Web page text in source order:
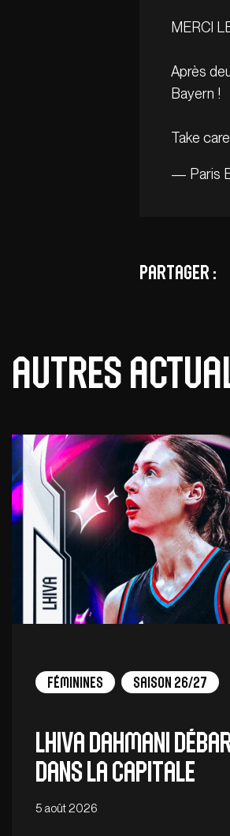
MERCI
Après
Bayern !
Take
— Paris
Partager :
Autres
Féminines Saison 26/27
Lhiva Dahmani
dans la capitale
5 août 2026